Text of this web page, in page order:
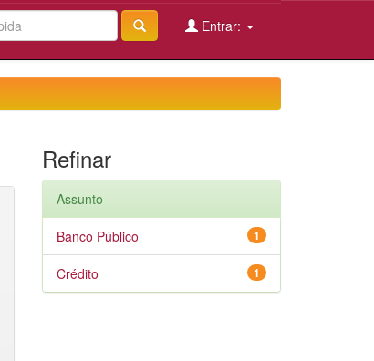
Entrar:
Refinar
Assunto
1
Banco Público
1
Crédito